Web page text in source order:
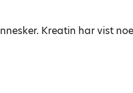
Kreatin har vist